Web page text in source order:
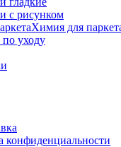
с рисунком
Химия для
по уходу
конфиденциальности